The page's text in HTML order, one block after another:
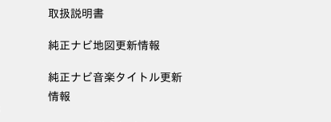
取扱説明書
純正ナビ地図更新情報
純正ナビ音楽タイトル更新
情報